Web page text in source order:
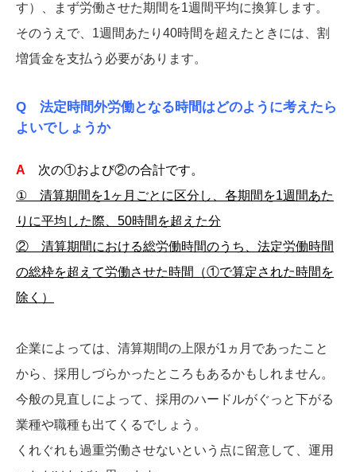
す）、まず労働させた期間を1週間平均に換算します。
そのうえで、1週間あたり40時間を超えたときには、割
増賃金を支払う必要があります。
Q 法定時間外労働となる時間はどのように考えたら
よいでしょうか
A
次の①および②の合計です。
① 清算期間を1ヶ月ごとに区分し、各期間を1週間あた
りに平均した際、50時間を超えた分
② 清算期間における総労働時間のうち、法定労働時間
の総枠を超えて労働させた時間（①で算定された時間を
除く）
企業によっては、清算期間の上限が1ヵ月であったこと
から、採用しづらかったところもあるかもしれません。
今般の見直しによって、採用のハードルがぐっと下がる
業種や職種も出てくるでしょう。
くれぐれも過重労働させないという点に留意して、運用